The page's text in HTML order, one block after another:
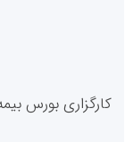
کارگزاری بورس